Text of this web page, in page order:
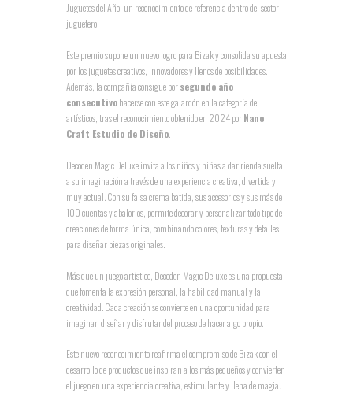
Juguetes del Año, un reconocimiento de referencia dentro del sector
juguetero.
Este premio supone un nuevo logro para Bizak y consolida su apuesta
por los juguetes creativos, innovadores y llenos de posibilidades.
Además, la compañía consigue porsegundo año
consecutivohacerse con este galardón en la categoría de
artísticos, tras el reconocimiento obtenido en 2024 porNano
Craft Estudio de Diseño
Decoden Magic Deluxe invita a los niños y niñas a dar rienda suelta
a su imaginación a través de una experiencia creativa, divertida y
muy actual. Con su falsa crema batida, sus accesorios y sus más de
100 cuentas y abalorios, permite decorar y personalizar todo tipo de
creaciones de forma única, combinando colores, texturas y detalles
para diseñar piezas originales.
Más que un juego artístico, Decoden Magic Deluxe es una propuesta
que fomenta la expresión personal, la habilidad manual y la
creatividad. Cada creación se convierte en una oportunidad para
imaginar, diseñar y disfrutar del proceso de hacer algo propio.
Este nuevo reconocimiento reafirma el compromiso de Bizak con el
desarrollo de productos que inspiran a los más pequeños y convierten
el juego en una experiencia creativa, estimulante y llena de magia.